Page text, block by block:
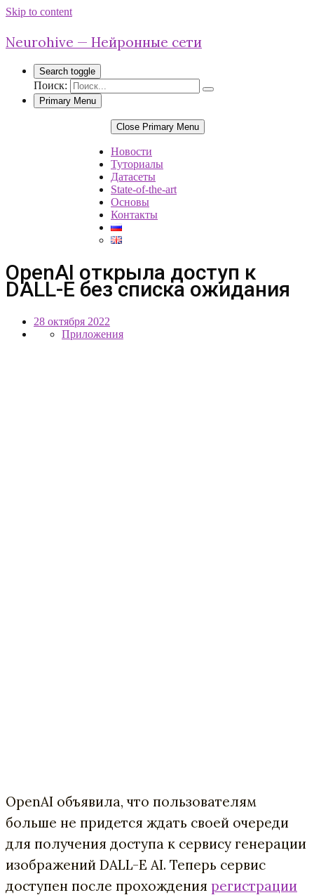
Skip to content
Neurohive — Нейронные сети
Search toggle
Поиск:
Primary Menu
Close Primary Menu
Новости
Туториалы
Датасеты
State-of-the-art
Основы
Контакты
OpenAI открыла доступ к
DALL-E без списка ожидания
28 октября 2022
Приложения
OpenAI объявила, что пользователям
больше не придется ждать своей очереди
для получения доступа к сервису генерации
изображений DALL-E AI. Теперь сервис
доступен после прохождения регистрации